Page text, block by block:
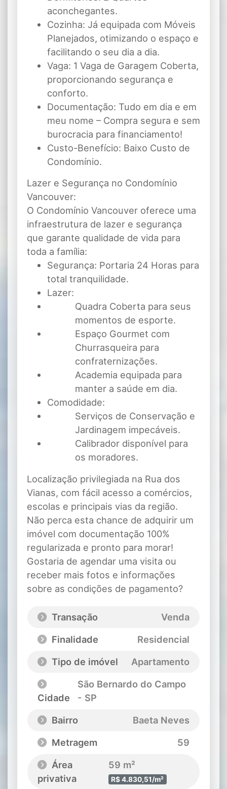
aconchegantes.
Cozinha: Já equipada com Móveis
Planejados, otimizando o espaço e
facilitando o seu dia a dia.
Vaga: 1 Vaga de Garagem Coberta,
proporcionando segurança e
conforto.
Documentação: Tudo em dia e em
meu nome – Compra segura e sem
burocracia para financiamento!
Custo-Benefício: Baixo Custo de
Condomínio.
Lazer e Segurança no Condomínio
Vancouver:
O Condomínio Vancouver oferece uma
infraestrutura de lazer e segurança
que garante qualidade de vida para
toda a família:
Segurança: Portaria 24 Horas para
total tranquilidade.
Lazer:
Quadra Coberta para seus
momentos de esporte.
Espaço Gourmet com
Churrasqueira para
confraternizações.
Academia equipada para
manter a saúde em dia.
Comodidade:
Serviços de Conservação e
Jardinagem impecáveis.
Calibrador disponível para
os moradores.
Localização privilegiada na Rua dos
Vianas, com fácil acesso a comércios,
escolas e principais vias da região.
Não perca esta chance de adquirir um
imóvel com documentação 100%
regularizada e pronto para morar!
Gostaria de agendar uma visita ou
receber mais fotos e informações
sobre as condições de pagamento?
Transação
Venda
Finalidade
Residencial
Tipo de imóvel
Apartamento
Cidade
São Bernardo do Campo
- SP
Bairro
Baeta Neves
Metragem
59
Área
privativa
59 m²
R$ 4.830,51/m²